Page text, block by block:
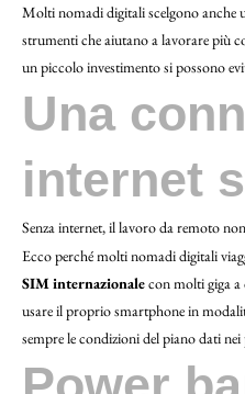
Molti nomadi digitali scelgono anche
strumenti che aiutano a lavorare più
un piccolo investimento si possono
Una
internet
Senza internet, il lavoro da remoto
Ecco perché molti nomadi digitali
SIM internazionalecon molti giga a
usare il proprio smartphone in
sempre le condizioni del piano dati nei